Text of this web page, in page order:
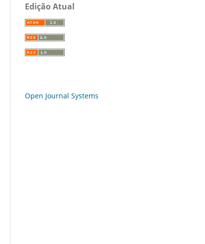
Edição Atual
Open Journal Systems